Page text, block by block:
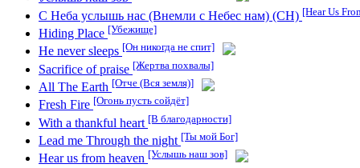
С Неба услышь нас (Внемли с Небес нам) (СН) [Hear Us
Hiding Place [Убежище]
He never sleeps [Он никогда не спит]
Sacrifice of praise [Жертва похвалы]
All The Earth [Отче (Вся земля)]
Fresh Fire [Огонь пусть сойдёт]
With a thankful heart [В благодарности]
Lead me Through the night [Ты мой Бог]
Hear us from heaven [Услышь наш зов]